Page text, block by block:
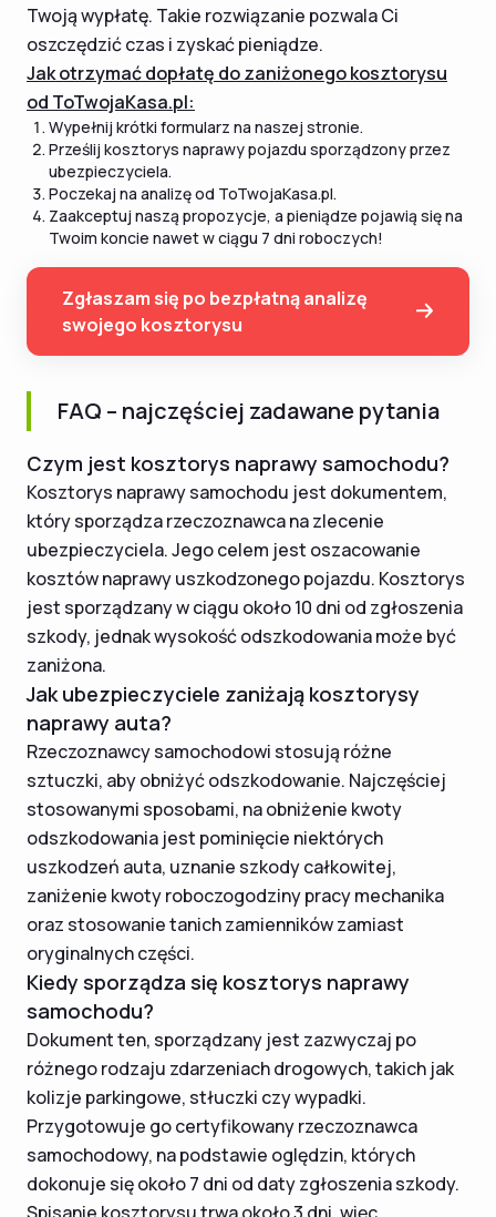
Twoją wypłatę. Takie rozwiązanie pozwala Ci
oszczędzić czas i zyskać pieniądze.
Jak otrzymać dopłatę do zaniżonego kosztorysu
od ToTwojaKasa.pl:
Wypełnij krótki formularz na naszej stronie.
Prześlij kosztorys naprawy pojazdu sporządzony przez
ubezpieczyciela.
Poczekaj na analizę od ToTwojaKasa.pl.
Zaakceptuj naszą propozycje, a pieniądze pojawią się na
Twoim koncie nawet w ciągu 7 dni roboczych!
Zgłaszam się po bezpłatną analizę
swojego kosztorysu
FAQ – najczęściej zadawane pytania
Czym jest kosztorys naprawy samochodu?
Kosztorys naprawy samochodu jest dokumentem,
który sporządza rzeczoznawca na zlecenie
ubezpieczyciela. Jego celem jest oszacowanie
kosztów naprawy uszkodzonego pojazdu. Kosztorys
jest sporządzany w ciągu około 10 dni od zgłoszenia
szkody, jednak wysokość odszkodowania może być
zaniżona.
Jak ubezpieczyciele zaniżają kosztorysy
naprawy auta?
Rzeczoznawcy samochodowi stosują różne
sztuczki, aby obniżyć odszkodowanie. Najczęściej
stosowanymi sposobami, na obniżenie kwoty
odszkodowania jest pominięcie niektórych
uszkodzeń auta, uznanie szkody całkowitej,
zaniżenie kwoty roboczogodziny pracy mechanika
oraz stosowanie tanich zamienników zamiast
oryginalnych części.
Kiedy sporządza się kosztorys naprawy
samochodu?
Dokument ten, sporządzany jest zazwyczaj po
różnego rodzaju zdarzeniach drogowych, takich jak
kolizje parkingowe, stłuczki czy wypadki.
Przygotowuje go certyfikowany rzeczoznawca
samochodowy, na podstawie oględzin, których
dokonuje się około 7 dni od daty zgłoszenia szkody.